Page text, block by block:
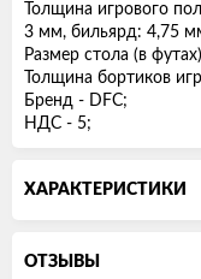
Толщина игрового
3 мм, бильярд: 4,75
Размер стола (в
Толщина бортиков
Бренд - DFC;
НДС - 5;
ХАРАКТЕРИСТИКИ
ОТЗЫВЫ